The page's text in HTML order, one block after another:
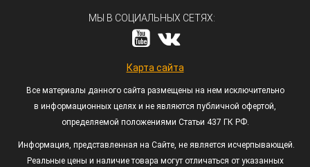
МЫ В СОЦИАЛЬНЫХ СЕТЯХ:
Карта сайта
Все материалы данного сайта размещены на нем исключительно
в информационных целях и не являются публичной офертой,
определяемой положениями Статьи 437 ГК РФ.
Информация, представленная на Сайте, не является исчерпывающей.
Реальные цены и наличие товара могут отличаться от указанных